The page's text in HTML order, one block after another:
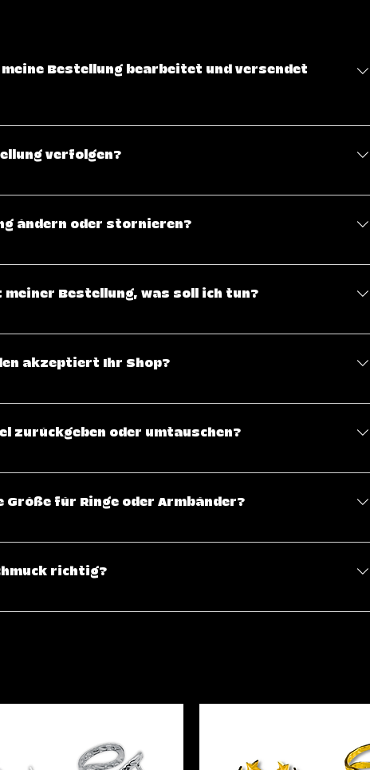
Bestellung bearbeitet und versendet
über unsere Versandbedingungen zu haben.
verfolgen?
wurde, erhältst du eine Sendungsverfolgungsnummer
Status deiner Lieferung jederzeit auf der Website des
ändern oder stornieren?
wurde, können Änderungen oder Stornierungen leider
Solltest du einen Fehler in deiner Bestellung bemerken,
und wir versuchen, eine Lösung zu finden.
meiner Bestellung, was soll ich tun?
an unsere Support E-Mail (support@trazlece.com)
akzeptiert Ihr Shop?
darunter Kreditkarten (Visa, MasterCard,
Alle Zahlungen werden sicher über verschlüsselte
zurückgeben oder umtauschen?
zufrieden bist, kannst du Artikel innerhalb von 14 Tagen nach
Bitte beachte, dass der Schmuck in ungetragenem
zurückgesendet werden muss. Weitere Details findest
für Ringe oder Armbänder?
einem Ringmaß oder einer Ringgröße zu messen, um die
Armbändern ist die Verwendung eines Maßbandes zum
richtig?
zu verlängern, empfehlen wir, ihn vor Wasser,